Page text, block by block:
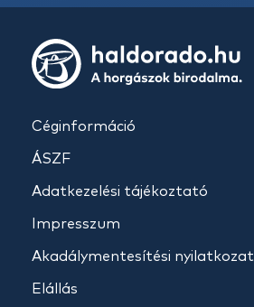
Céginformáció
ÁSZF
Adatkezelési tájékoztató
Impresszum
Akadálymentesítési nyilatkozat
Elállás